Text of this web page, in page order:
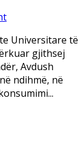
Universitare të
gjithsej
Avdush
ndihmë, në